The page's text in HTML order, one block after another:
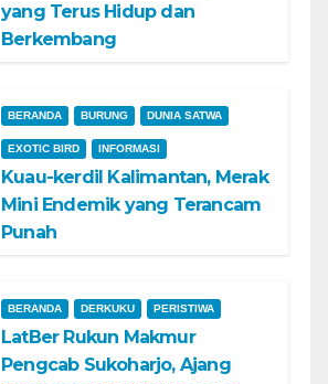
yang Terus Hidup dan
Berkembang
BERANDA BURUNG DUNIA SATWA
EXOTIC BIRD INFORMASI
Kuau-kerdil Kalimantan, Merak
Mini Endemik yang Terancam
Punah
BERANDA DERKUKU PERISTIWA
LatBer Rukun Makmur
Pengcab Sukoharjo, Ajang